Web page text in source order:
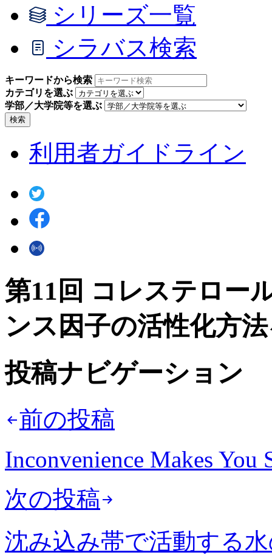
シリーズ一覧
シラバス検索
キーワードから検索
カテゴリを選ぶ
学部／大学院等を選ぶ
検索
利用者ガイドライン
第11回 コレステロー
ンス因子の活性化方
投稿ナビゲーション
前の投稿
Inconvenience Makes You
次の投稿
沈み込み帯で活動する